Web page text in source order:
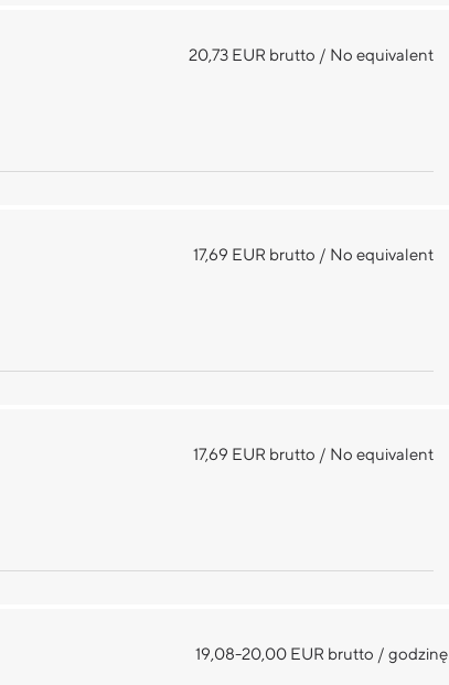
20,73 EUR brutto / No equivalent
17,69 EUR brutto / No equivalent
17,69 EUR brutto / No equivalent
19,08-20,00 EUR brutto / godzinę